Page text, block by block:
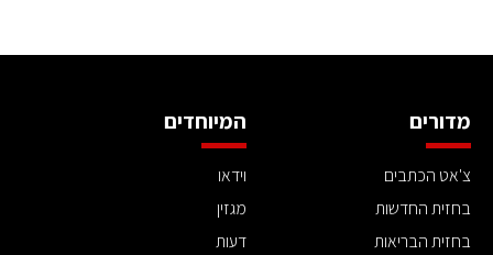
מדורים
צ'אט הכתבים
בחזית החדשות
בחזית הבריאות
המיוחדים
וידאו
מגזין
דעות